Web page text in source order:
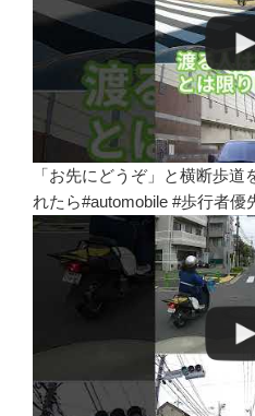
「お先にどうぞ」と横断歩
れたら#automobile #歩行者優